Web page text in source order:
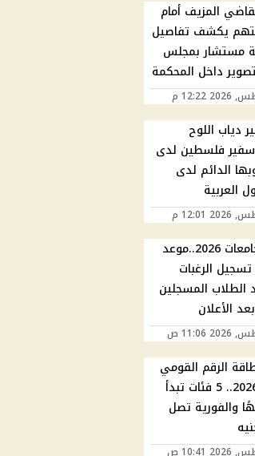
المزيف أمام
يكشف تفاصيل
مستشار بمجلس
داخل المحكمة
دياب اللوح
سفير فلسطين لدى
الدائم لدى
العربية
تنسيق الجامعات 2026..موعد
الرغبات
الطلاب المسجلين
الأعلان
الرقم القومي
مستعجل 2026.. 5 فئات تبدأ
جنيهًا والفورية تصل